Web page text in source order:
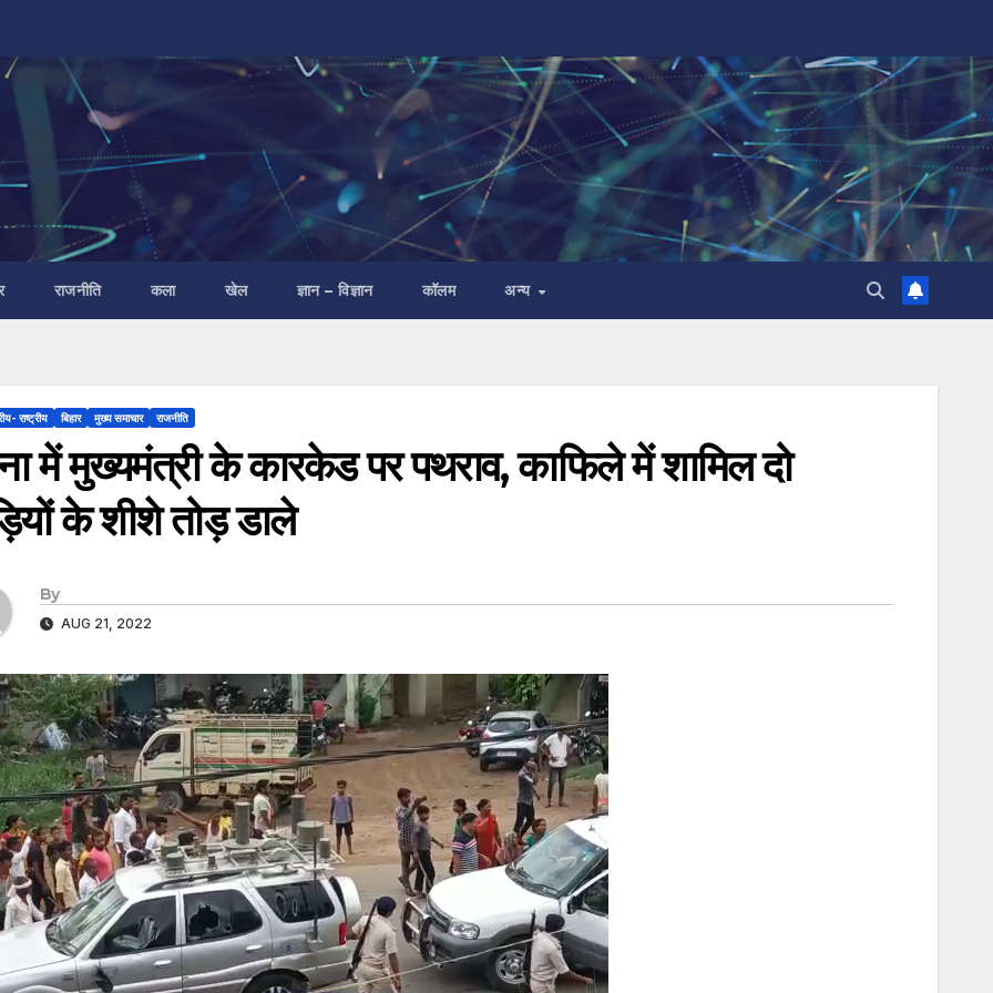
राजनीति कला खेल ज्ञान – विज्ञान कॉलम अन्य
राष्ट्रीय बिहार मुख्य समाचार राजनीति
में मुख्यमंत्री के कारकेड पर पथराव, काफिले में शामिल दो
के शीशे तोड़ डाले
By
AUG 21, 2022